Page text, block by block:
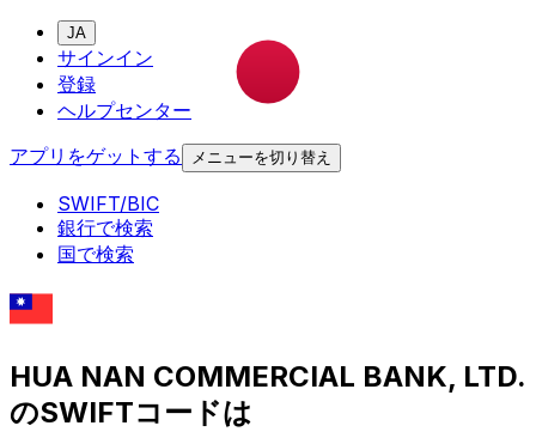
JA
サインイン
登録
ヘルプセンター
アプリをゲットする
メニューを切り替え
SWIFT/BIC
銀行で検索
国で検索
HUA NAN COMMERCIAL BANK, LTD.
のSWIFTコードは